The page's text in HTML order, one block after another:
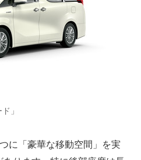
」
に「豪華な移動空間」を実